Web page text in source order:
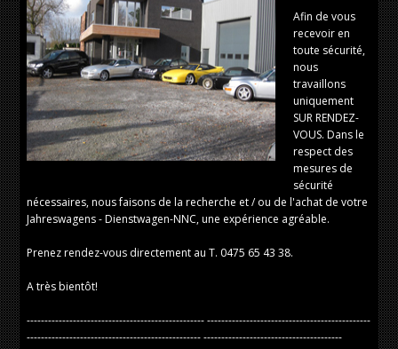
Afin de vous
recevoir en
toute sécurité,
nous
travaillons
uniquement
SUR RENDEZ-
VOUS. Dans le
respect des
mesures de
sécurité
nécessaires, nous faisons de la recherche et / ou de l'achat de votre
Jahreswagens - Dienstwagen-NNC, une expérience agréable.
Prenez rendez-vous directement au T. 0475 65 43 38.
A très bientôt!
-------------------------------------------------- ----------------------------------------------
------------------------------------------------- ---------------------------------------